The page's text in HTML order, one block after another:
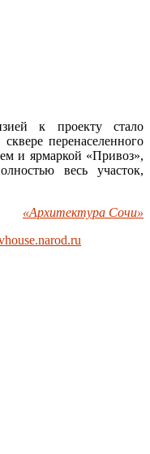
к проекту стало
перенаселенного
и ярмаркой «Привоз»,
весь участок,
«Архитектура Сочи»